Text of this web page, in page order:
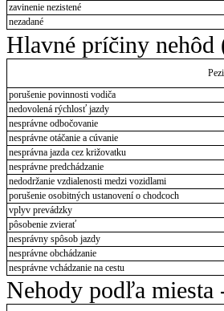
zavinenie nezistené
nezadané
Hlavné príčiny
porušenie povinnosti vodiča
nedovolená rýchlosť jazdy
nesprávne odbočovanie
nesprávne otáčanie a cúvanie
nesprávna jazda cez križovatku
nesprávne predchádzanie
nedodržanie vzdialenosti medzi vozidlami
porušenie osobitných ustanovení o chodcoch
vplyv prevádzky
pôsobenie zvierať
nesprávny spôsob jazdy
nesprávne obchádzanie
nesprávne vchádzanie na cestu
Nehody podľa miesta